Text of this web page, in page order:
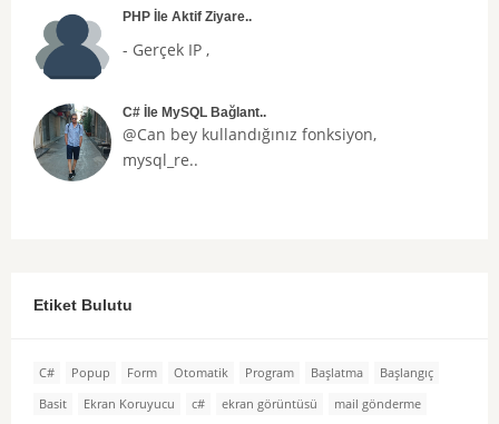
PHP İle Aktif Ziyare..
- Gerçek IP ,
C# İle MySQL Bağlant..
@Can bey kullandığınız fonksiyon,
mysql_re..
Etiket Bulutu
C# Popup Form Otomatik Program Başlatma
Başlangıç
Basit
Ekran Koruyucu c# ekran görüntüsü
mail gönderme